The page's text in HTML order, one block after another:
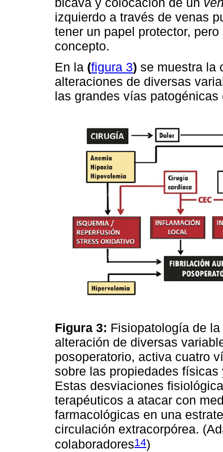
izquierdo a través de venas
tener un papel protector,
concepto.
En la (figura 3) se muestra la
alteraciones de diversas
las grandes vías
Figura 3: Fisiopatología de
alteración de diversas
posoperatorio, activa cuatro
sobre las propiedades
Estas desviaciones
terapéuticos a atacar con
farmacológicas en una
circulación extracorpórea.
colaboradores14)